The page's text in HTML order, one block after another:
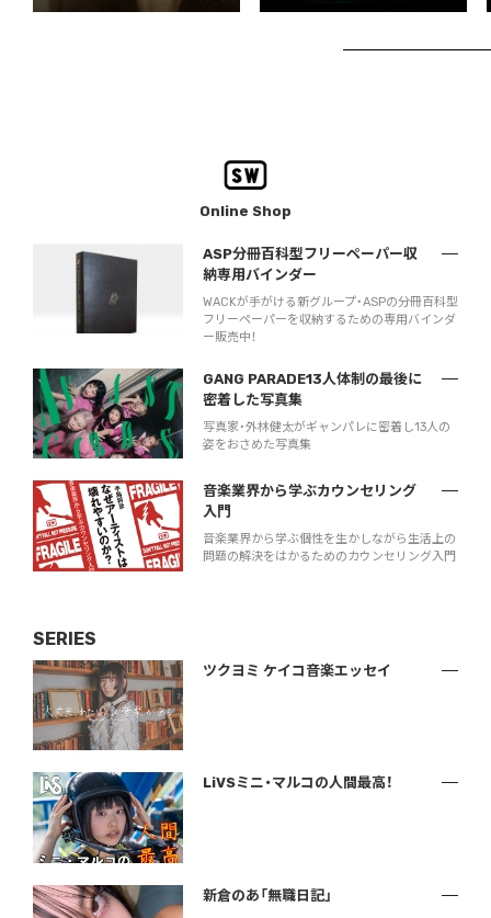
Online Shop
ASP分冊百科型フリーペーパー収
納専用バインダー
WACKが手がける新グループ・ASPの分冊百科型
フリーペーパーを収納するための専用バインダ
ー販売中！
GANG PARADE13人体制の最後に
密着した写真集
写真家・外林健太がギャンパレに密着し13人の
姿をおさめた写真集
音楽業界から学ぶカウンセリング
入門
音楽業界から学ぶ個性を生かしながら生活上の
問題の解決をはかるためのカウンセリング入門
SERIES
ツクヨミ ケイコ音楽エッセイ
LiVSミニ・マルコの人間最高！
新倉のあ「無職日記」